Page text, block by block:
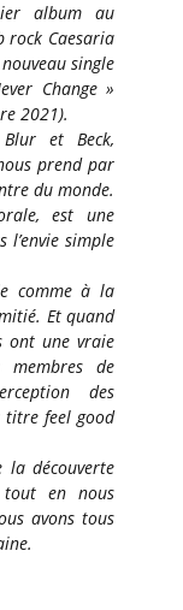
album au
rock Caesaria
single
Change »
2021).
et Beck,
prend par
du monde.
est une
simple
comme à la
Et quand
ont une vraie
membres de
des
titre feel good
la découverte
en nous
avons tous